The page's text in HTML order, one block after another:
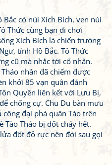
có núi Xích Bích, ven núi
Thức cùng bạn đi chơi
Xích Bích là chiến trường
tỉnh Hồ Bắc. Tô Thức
cũ mà nhắc tới cổ nhân.
nhân đã chiếm được
khởi 85 vạn quân đánh
Quyền liên kết với Lưu Bị,
chống cự. Chu Du bàn mưu
đại phá quân Tào trên
Tào Tháo bị đốt cháy hết.
đốt đỏ rực nên đời sau gọi